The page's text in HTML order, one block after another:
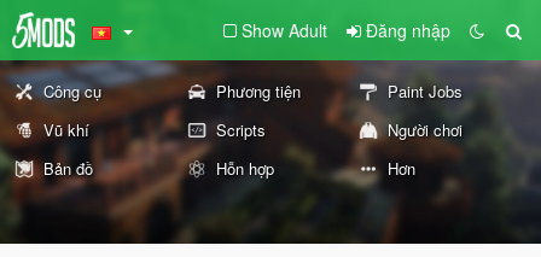
Show Adult Đăng nhập
Công cụ Phương tiện
Paint Jobs
Vũ khí
Scripts
Người chơi
Bản đồ
Hỗn hợp Hơn